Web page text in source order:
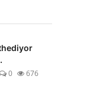
0 676